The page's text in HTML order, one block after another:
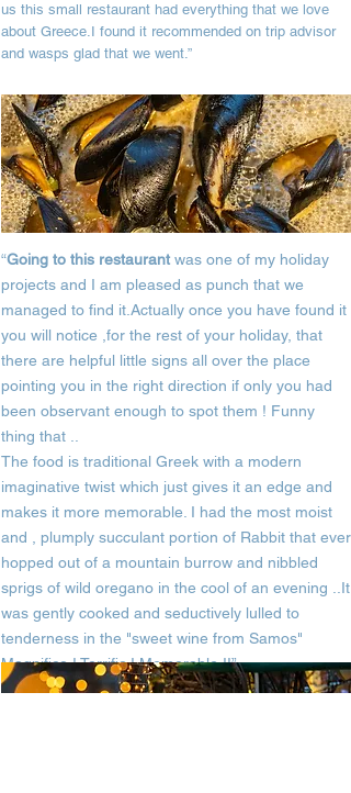
us this small restaurant had everything that we love
about Greece.I found it recommended on trip advisor
and wasps glad that we went.”
“Going to this restaurant was one of my holiday
projects and I am pleased as punch that we
managed to find it.Actually once you have found it
you will notice ,for the rest of your holiday, that
there are helpful little signs all over the place
pointing you in the right direction if only you had
been observant enough to spot them ! Funny
thing that ..
The food is traditional Greek with a modern
imaginative twist which just gives it an edge and
makes it more memorable. I had the most moist
and , plumply succulant portion of Rabbit that ever
hopped out of a mountain burrow and nibbled
sprigs of wild oregano in the cool of an evening ..It
was gently cooked and seductively lulled to
tenderness in the "sweet wine from Samos"
Magnifico ! Terrific ! Memorable !!”